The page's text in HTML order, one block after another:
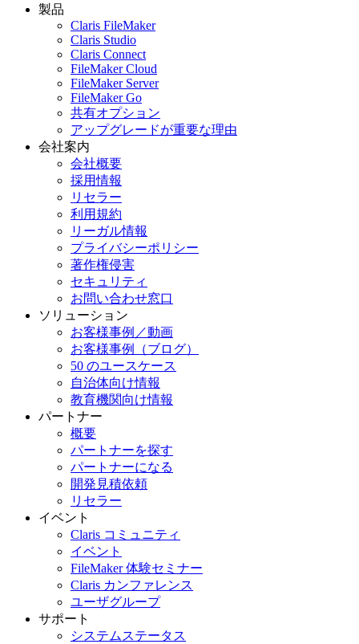
製品
Claris FileMaker
Claris Studio
Claris Connect
FileMaker Cloud
FileMaker Server
FileMaker Go
共有オプション
アップグレードが重要な理由
会社案内
会社概要
採用情報
リセラー
利用規約
リーガル情報
プライバシーポリシー
著作権侵害
セキュリティ
お問い合わせ窓口
ソリューション
お客様事例／動画
お客様事例（ブログ）
50 のユースケース
自治体向け情報
教育機関向け情報
パートナー
概要
パートナーを探す
パートナーになる
開発見積依頼
リセラー
イベント
Claris コミュニティ
イベント
FileMaker 体験セミナー
Claris カンファレンス
ユーザグループ
サポート
システムステータス